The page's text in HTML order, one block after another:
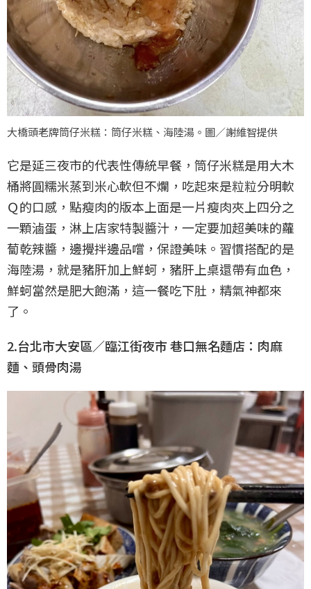
大橋頭老牌筒仔米糕：筒仔米糕、海陸湯。圖／謝維智提供
它是延三夜市的代表性傳統早餐，筒仔米糕是用大木
桶將圓糯米蒸到米心軟但不爛，吃起來是粒粒分明軟
Ｑ的口感，點瘦肉的版本上面是一片瘦肉夾上四分之
一顆滷蛋，淋上店家特製醬汁，一定要加超美味的蘿
蔔乾辣醬，邊攪拌邊品嚐，保證美味。習慣搭配的是
海陸湯，就是豬肝加上鮮蚵，豬肝上桌還帶有血色，
鮮蚵當然是肥大飽滿，這一餐吃下肚，精氣神都來
了。
2.台北市大安區／臨江街夜市 巷口無名麵店：肉麻
麵、頭骨肉湯